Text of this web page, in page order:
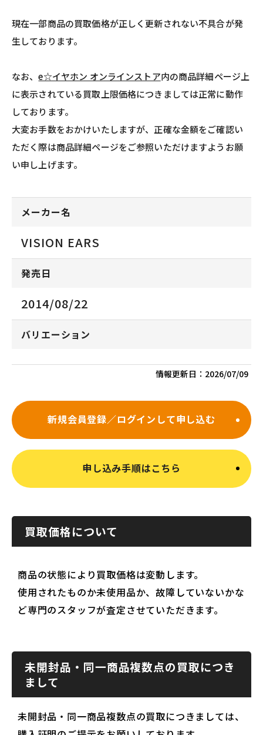
現在一部商品の買取価格が正しく更新されない不具合が発
生しております。
なお、e☆イヤホン オンラインストア内の商品詳細ページ上
に表示されている買取上限価格につきましては正常に動作
しております。
大変お手数をおかけいたしますが、正確な金額をご確認い
ただく際は商品詳細ページをご参照いただけますようお願
い申し上げます。
メーカー名
VISION EARS
発売日
2014/08/22
バリエーション
情報更新日： 2026/07/09
新規会員登録／ログインして申し込む
申し込み手順はこちら
買取価格について
商品の状態により買取価格は変動します。
使用されたものか未使用品か、故障していないかな
ど専門のスタッフが査定させていただきます。
未開封品・同一商品複数点の買取につき
まして
未開封品・同一商品複数点の買取につきましては、